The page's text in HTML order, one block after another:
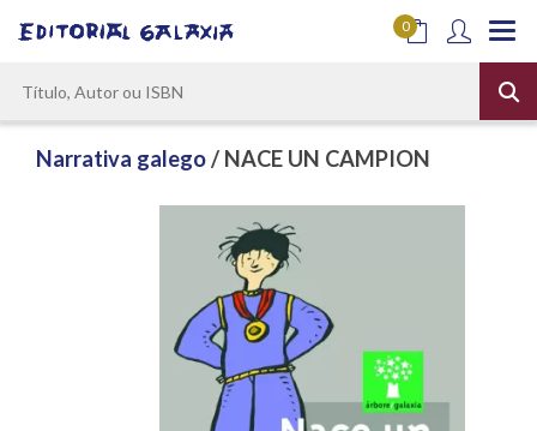
0
Narrativa galego/ NACE UN CAMPION